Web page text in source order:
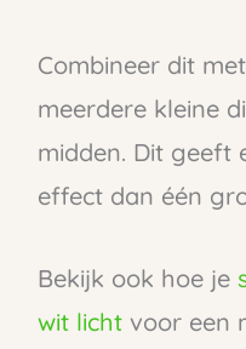
Combineer dit
meerdere kleine
midden. Dit geeft
effect dan één
Bekijk ook hoe je
wit lichtvoor een